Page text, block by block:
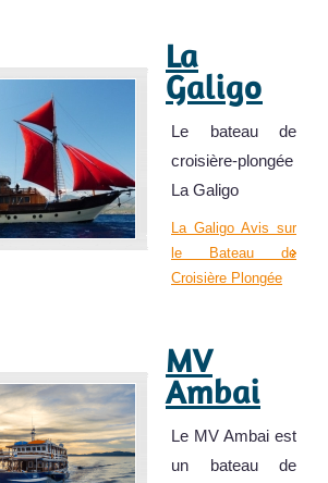
La
Galigo
Le bateau de
croisière-plongée
La Galigo
La Galigo Avis sur
le Bateau de
Croisière Plongée
MV
Ambai
Le MV Ambai est
un bateau de